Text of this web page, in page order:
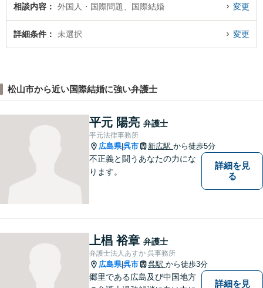
相談内容 外国人・国際問題、国際結婚 変更
詳細条件 未選択 変更
松山市から近い国際結婚に強い弁護士
平元 陽亮 弁護士
平元法律事務所
広島県|呉市 新広駅 から徒歩5分
不正義と闘うあなたの力にな
ります。
詳細を見
る
上椙 裕章 弁護士
弁護士法人あすか 呉事務所
広島県|呉市 呉駅 から徒歩3分
郷里である広島及び中国地方
詳細を見